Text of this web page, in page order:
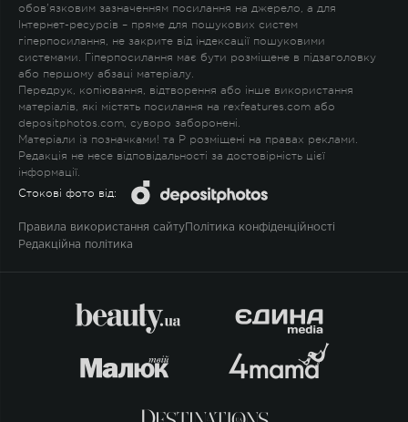
обов'язковим зазначенням посилання на джерело, а для
Інтернет-ресурсів – пряме для пошукових систем
гіперпосилання, не закрите від індексації пошуковими
системами. Гіперпосилання має бути розміщене в підзаголовку
або першому абзаці матеріалу.
Передрук, копіювання, відтворення або інше використання
матеріалів, які містять посилання на rexfeatures.com або
depositphotos.com, суворо заборонені.
Матеріали із позначками! та P розміщені на правах реклами.
Редакція не несе відповідальності за достовірність цієї
інформації.
Стокові фото від:
Правила використання сайту Політика конфіденційності
Редакційна політика